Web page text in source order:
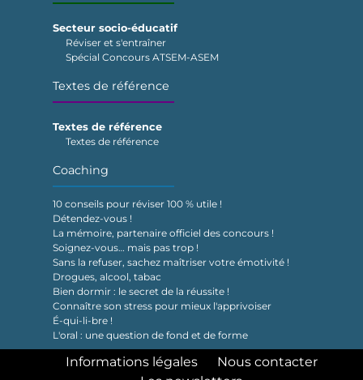
Secteur socio-éducatif
Réviser et s'entraîner
Spécial Concours ATSEM-ASEM
Textes de référence
Textes de référence
Textes de référence
Coaching
10 conseils pour réviser 100 % utile !
Détendez-vous !
La mémoire, partenaire officiel des concours !
Soignez-vous… mais pas trop !
Sans la refuser, sachez maîtriser votre émotivité !
Drogues, alcool, tabac
Bien dormir : le secret de la réussite !
Connaître son stress pour mieux l'apprivoiser
É-qui-li-bre !
L'oral : une question de fond et de forme
Informations légales
Nous contacter